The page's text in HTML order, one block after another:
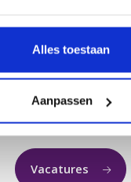
Alles toestaan
Aanpassen
Vacatures